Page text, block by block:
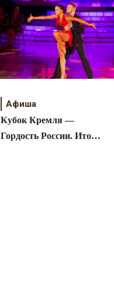
Афиша
Кубок Кремля —
Гордость России. Итоги